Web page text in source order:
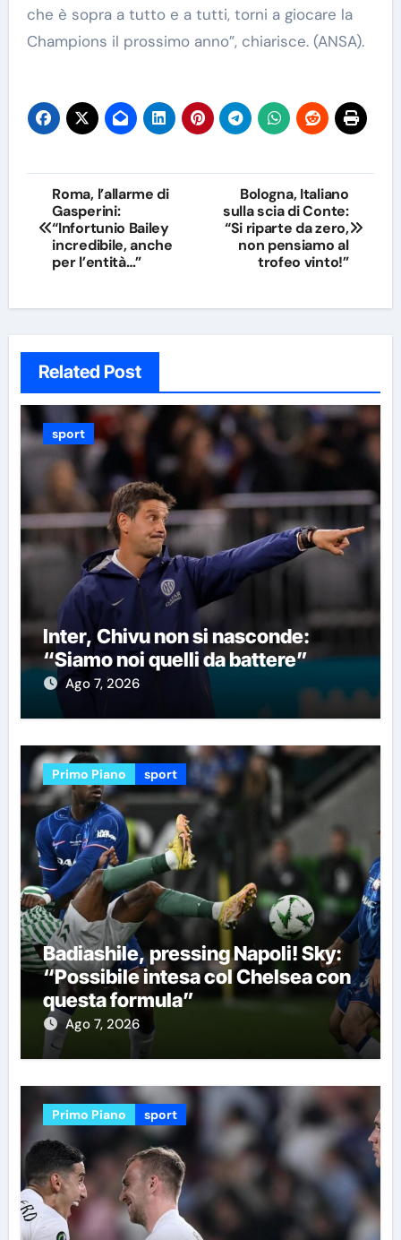
che è sopra a tutto e a tutti, torni a giocare la
Champions il prossimo anno”, chiarisce. (ANSA).
Navigazione
articoli
Roma, l’allarme di
Gasperini:
“Infortunio Bailey
incredibile, anche
per l’entità…”
Bologna, Italiano
sulla scia di Conte:
“Si riparte da zero,
non pensiamo al
trofeo vinto!”
Related Post
sport
Inter, Chivu non si nasconde:
“Siamo noi quelli da battere”
Ago 7, 2026
Primo Piano sport
Badiashile, pressing Napoli! Sky:
“Possibile intesa col Chelsea con
questa formula”
Ago 7, 2026
Primo Piano sport